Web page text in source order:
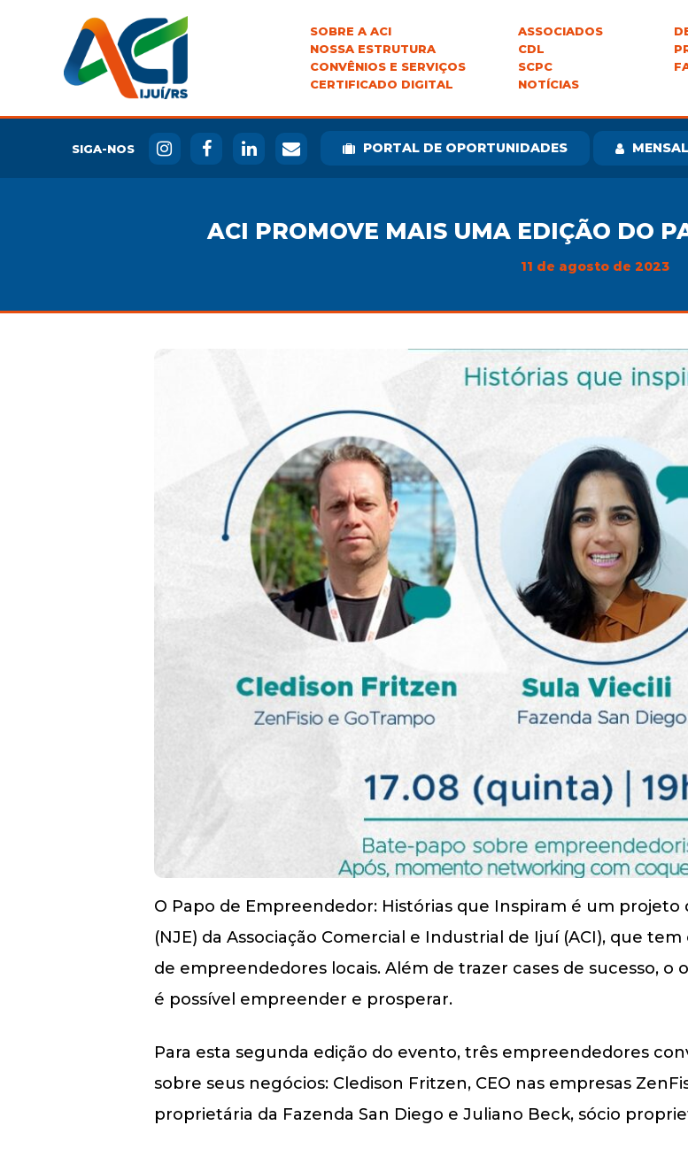
SOBRE A ACI
NOSSA ESTRUTURA
CONVÊNIOS E SERVIÇOS
CERTIFICADO DIGITAL
ASSOCIADOS
CDL
SCPC
NOTÍCIAS
SIGA-NOS PORTAL DE OPORTUNIDADES
ACI PROMOVE MAIS UMA EDIÇÃO DO
11 de agosto de 2023
O Papo de Empreendedor: Histórias que Inspiram é um
(NJE) da Associação Comercial e Industrial de Ijuí (ACI), que
de empreendedores locais. Além de trazer cases de sucesso,
é possível empreender e prosperar.
Para esta segunda edição do evento, três empreendedores
sobre seus negócios: Cledison Fritzen, CEO nas empresas
proprietária da Fazenda San Diego e Juliano Beck, sócio